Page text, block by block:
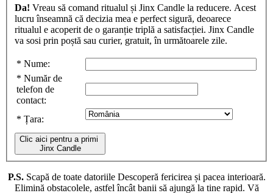
Da! Vreau să comand ritualul și Jinx Candle la reducere. Acest
lucru înseamnă că decizia mea e perfect sigură, deoarece
ritualul e acoperit de o garanție triplă a satisfacției. Jinx Candle
va sosi prin poștă sau curier, gratuit, în următoarele zile.
* Nume:
* Număr de
telefon de
contact:
* Țara:
Clic aici pentru a primi
Jinx Candle
P.S. Scapă de toate datoriile Descoperă fericirea și pacea interioară.
Elimină obstacolele, astfel încât banii să ajungă la tine rapid. Vă